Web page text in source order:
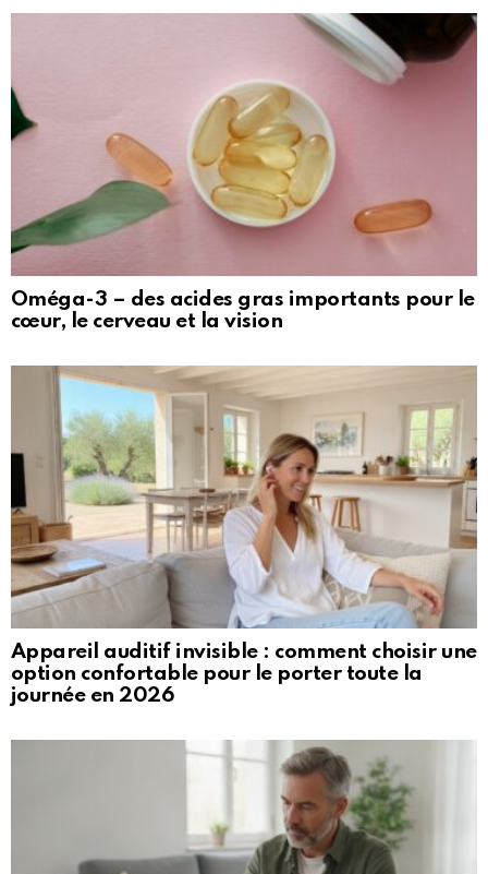
Oméga-3 – des acides gras importants pour le
cœur, le cerveau et la vision
Appareil auditif invisible : comment choisir une
option confortable pour le porter toute la
journée en 2026